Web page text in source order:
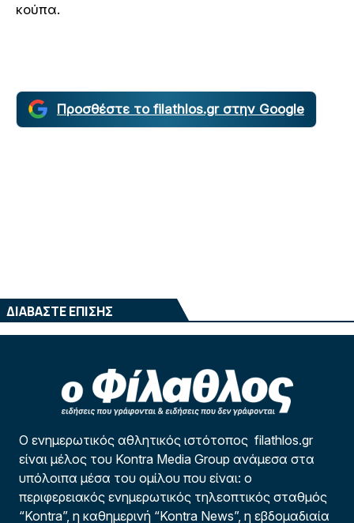
κούπα.
Προσθέστε το filathlos.gr στην Google
ΔΙΑΒΑΣΤΕ ΕΠΙΣΗΣ
Ο ενημερωτικός αθλητικός ιστότοπος filathlos.gr
είναι μέλος του Kontra Media Group ανάμεσα στα
υπόλοιπα μέσα του ομίλου που είναι: ο
περιφερειακός ενημερωτικός τηλεοπτικός σταθμός
“Kontra”, η καθημερινή “Kontra News”, η εβδομαδιαία